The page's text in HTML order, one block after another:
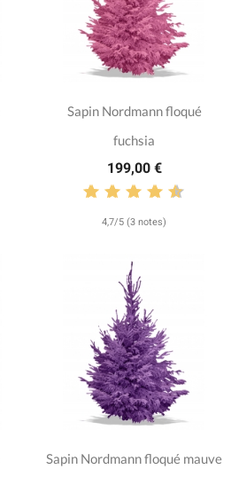
Sapin Nordmann floqué
fuchsia
199,00 €
4,7/5 (3 notes)
Sapin Nordmann floqué mauve